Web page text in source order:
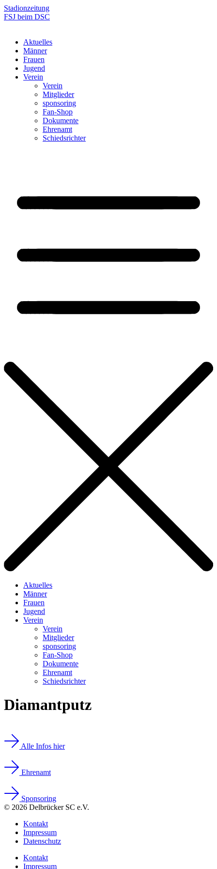
Zum
Inhalt
Stadionzeitung
FSJ beim DSC
Aktuelles
Männer
Frauen
Jugend
Verein
Verein
Mitglieder
sponsoring
Fan-Shop
Dokumente
Ehrenamt
Schiedsrichter
Aktuelles
Männer
Frauen
Jugend
Verein
Verein
Mitglieder
sponsoring
Fan-Shop
Dokumente
Ehrenamt
Schiedsrichter
Diamantputz
Alle Infos hier
Ehrenamt
Sponsoring
© 2026 Delbrücker SC e.V.
Kontakt
Impressum
Datenschutz
Kontakt
Impressum